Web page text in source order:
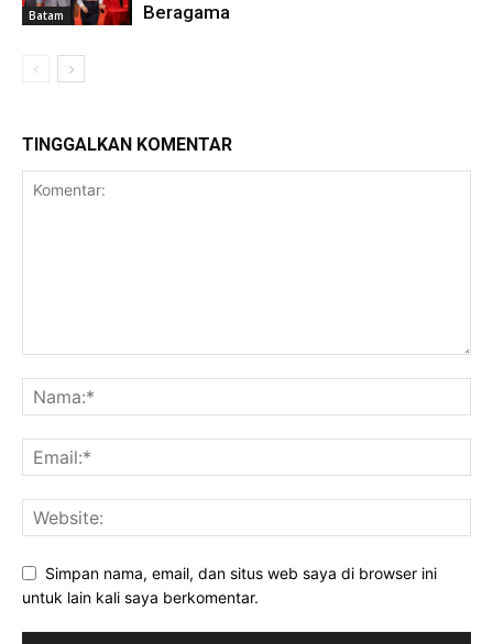
Batam
Beragama
TINGGALKAN KOMENTAR
Simpan nama, email, dan situs web saya di browser ini
untuk lain kali saya berkomentar.